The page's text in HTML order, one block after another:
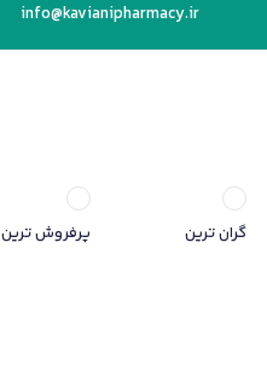
info@kavianipharmacy.ir
گران ترین پرفروش ترین